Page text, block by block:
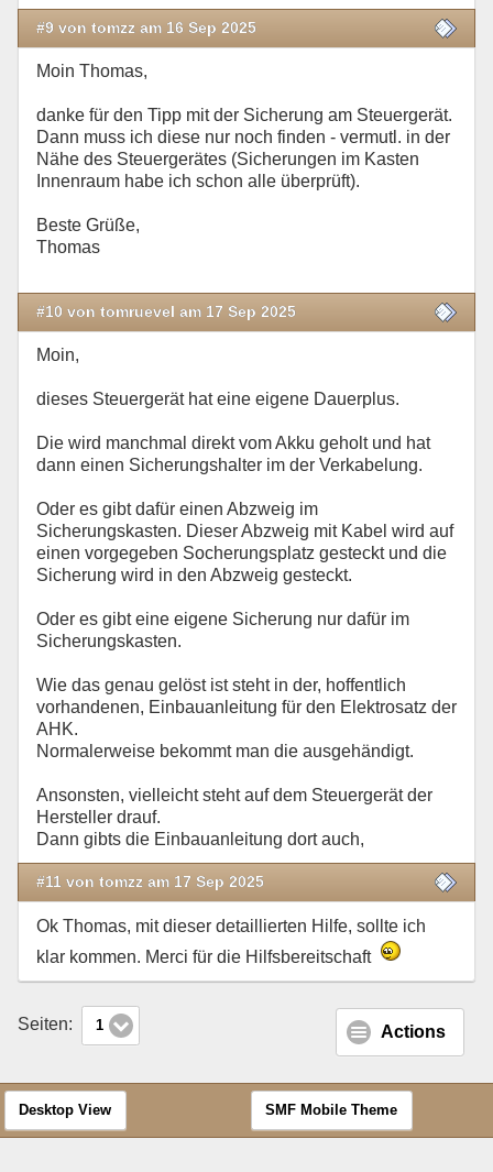
#9 von tomzz am 16 Sep 2025
Moin Thomas,
danke für den Tipp mit der Sicherung am Steuergerät.
Dann muss ich diese nur noch finden - vermutl. in der
Nähe des Steuergerätes (Sicherungen im Kasten
Innenraum habe ich schon alle überprüft).
Beste Grüße,
Thomas
#10 von tomruevel am 17 Sep 2025
Moin,
dieses Steuergerät hat eine eigene Dauerplus.
Die wird manchmal direkt vom Akku geholt und hat
dann einen Sicherungshalter im der Verkabelung.
Oder es gibt dafür einen Abzweig im
Sicherungskasten. Dieser Abzweig mit Kabel wird auf
einen vorgegeben Socherungsplatz gesteckt und die
Sicherung wird in den Abzweig gesteckt.
Oder es gibt eine eigene Sicherung nur dafür im
Sicherungskasten.
Wie das genau gelöst ist steht in der, hoffentlich
vorhandenen, Einbauanleitung für den Elektrosatz der
AHK.
Normalerweise bekommt man die ausgehändigt.
Ansonsten, vielleicht steht auf dem Steuergerät der
Hersteller drauf.
Dann gibts die Einbauanleitung dort auch,
#11 von tomzz am 17 Sep 2025
Ok Thomas, mit dieser detaillierten Hilfe, sollte ich
klar kommen. Merci für die Hilfsbereitschaft
Seiten: 1 Actions
Desktop View SMF Mobile Theme